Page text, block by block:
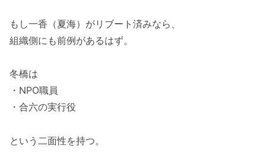
もし一香（夏海）がリブート済みなら、
組織側にも前例があるはず。
冬橋は
・NPO職員
・合六の実行役
という二面性を持つ。